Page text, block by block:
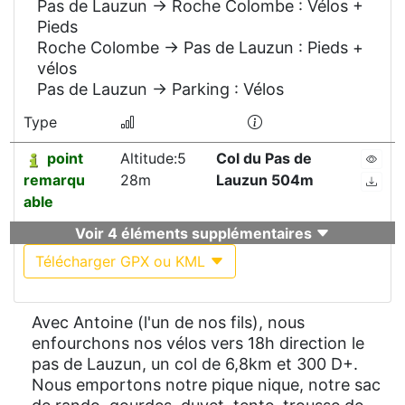
Pas de Lauzun -> Roche Colombe : Vélos +
Pieds
Roche Colombe -> Pas de Lauzun : Pieds +
vélos
Pas de Lauzun -> Parking : Vélos
Type
point
remarqu
able
Altitude:5
28m
Col du Pas de
Lauzun 504m
Voir 4 éléments supplémentaires
Télécharger GPX ou KML
Avec Antoine (l'un de nos fils), nous
enfourchons nos vélos vers 18h direction le
pas de Lauzun, un col de 6,8km et 300 D+.
Nous emportons notre pique nique, notre sac